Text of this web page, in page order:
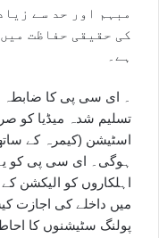
مبہم اور حد سے
کی حقیقی حفاظت
ہے۔
۔ ای سی پی کا ضابطہ
تسلیم شدہ میڈیا کو
اسٹیشن (کیمرہ کے
ہوگی۔ ای سی پی کو یہ
اہلکاروں کو الیکشن
میں داخلے کی اجازت
پولنگ سٹیشنوں کا